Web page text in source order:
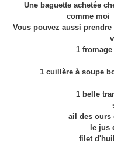
Une baguette achetée
comme moi
Vous pouvez aussi
1
1 cuillère à soupe
1 belle
ail des ours
le jus
filet